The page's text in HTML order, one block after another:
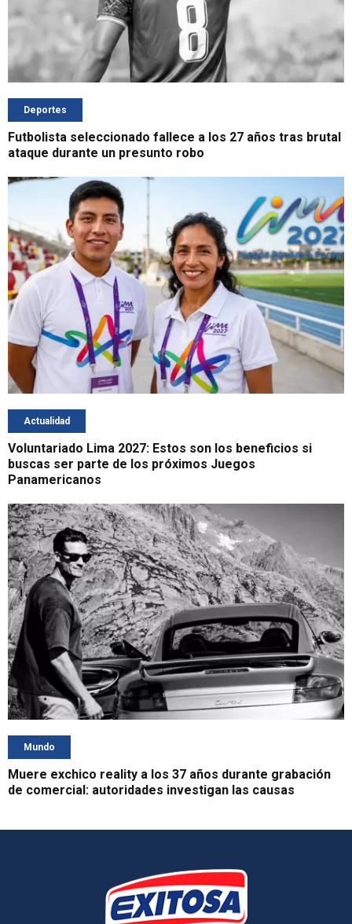
Deportes
Futbolista seleccionado fallece a los 27 años tras brutal
ataque durante un presunto robo
Actualidad
Voluntariado Lima 2027: Estos son los beneficios si
buscas ser parte de los próximos Juegos
Panamericanos
Mundo
Muere exchico reality a los 37 años durante grabación
de comercial: autoridades investigan las causas